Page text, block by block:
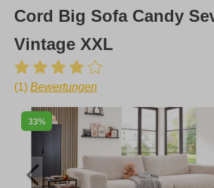
33%
Cord Big Sofa Candy
Vintage XXL
(1) Bewertungen